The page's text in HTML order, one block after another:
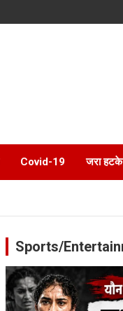
Covid-19 जरा हटके
Sports/